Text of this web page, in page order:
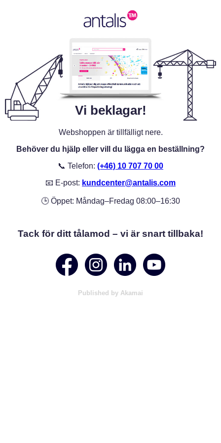
Vi beklagar!
Webshoppen är tillfälligt nere.
Behöver du hjälp eller vill du lägga en beställning?
📞 Telefon: (+46) 10 707 70 00
📧 E-post: kundcenter@antalis.com
🕒 Öppet: Måndag–Fredag 08:00–16:30
Tack för ditt tålamod – vi är snart tillbaka!
Published by Akamai